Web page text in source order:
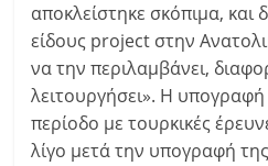
αποκλείστηκε σκόπιμα, και
είδους project στην
να την περιλαμβάνει,
λειτουργήσει». Η
περίοδο με τουρκικές
λίγο μετά την υπογραφή